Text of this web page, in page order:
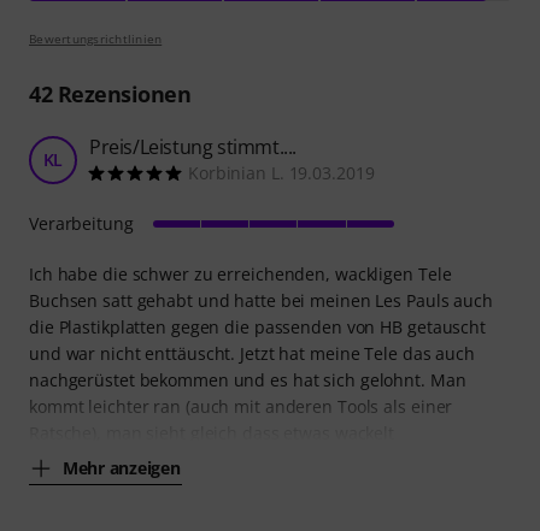
Bewertungsrichtlinien
42Rezensionen
KL Preis/Leistung stimmt....
Korbinian L. 19.03.2019
Ich habe die schwer zu erreichenden, wackligen Tele
Buchsen satt gehabt und hatte bei meinen Les Pauls auch
die Plastikplatten gegen die passenden von HB getauscht
und war nicht enttäuscht. Jetzt hat meine Tele das auch
nachgerüstet bekommen und es hat sich gelohnt. Man
kommt leichter ran (auch mit anderen Tools als einer
Mehr anzeigen
Verarbeitung